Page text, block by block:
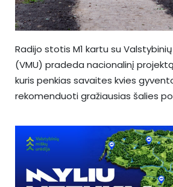
Radijo stotis M1 kartu su
(VMU) pradeda nacionalinį projektą
kuris penkias savaites kvies
rekomenduoti gražiausias šalies